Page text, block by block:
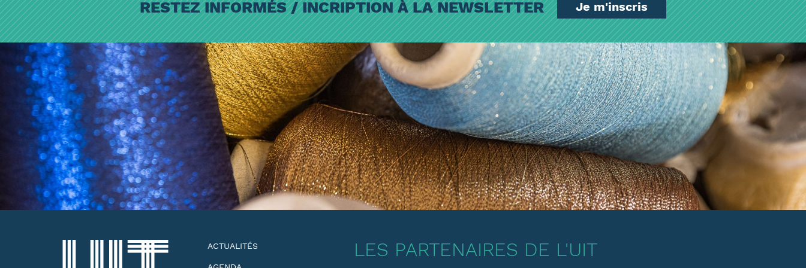
RESTEZ INFORMÉS / INCRIPTION À LA NEWSLETTER Je m'inscris
ACTUALITÉS LES PARTENAIRES DE L'UIT